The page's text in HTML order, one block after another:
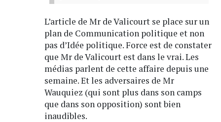
L’article de Mr de Valicourt se place sur un
plan de Communication politique et non
pas d’Idée politique. Force est de constater
que Mr de Valicourt est dans le vrai. Les
médias parlent de cette affaire depuis une
semaine. Et les adversaires de Mr
Wauquiez (qui sont plus dans son camps
que dans son opposition) sont bien
inaudibles.